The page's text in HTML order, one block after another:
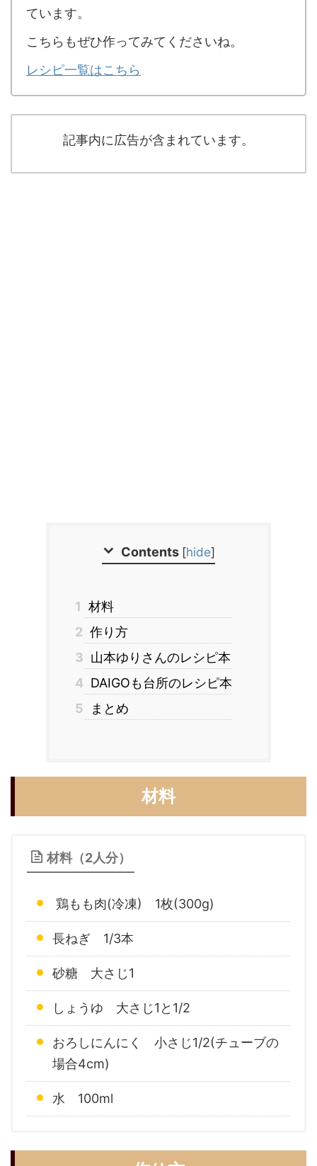
ています。
こちらもぜひ作ってみてくださいね。
レシピ一覧はこちら
記事内に広告が含まれています。
Contents [hide]
1 材料
2 作り方
3 山本ゆりさんのレシピ本
4 DAIGOも台所のレシピ本
5
まとめ
材料
材料（2人分）
鶏もも肉(冷凍) 1枚(300g)
長ねぎ 1/3本
砂糖 大さじ1
しょうゆ 大さじ1と1/2
おろしにんにく 小さじ1/2(チューブの
場合4cm)
水 100ml